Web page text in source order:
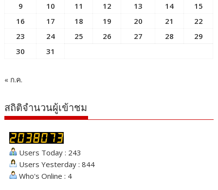
9
10 11 12 13 14
15
16
17 18 19 20 21
22
23
24 25 26 27 28
29
30
31
« ก.ค.
สถิติจำนวนผู้เข้าชม
Users Today : 243
Users Yesterday : 844
Who's Online : 4